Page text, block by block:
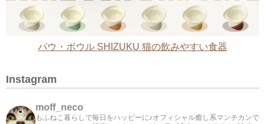
パウ・ボウル SHIZUKU 猫の飲みやすい食器
Instagram
moff_neco
もふねこ暮らしで毎日をハッピーに♪オフィシャル癒し系マンチカンで